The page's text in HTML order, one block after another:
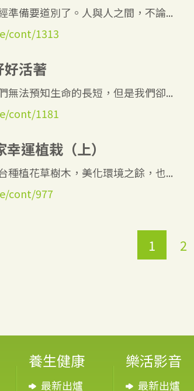
準備要道別了。人與人之間，不論...
cont/1313
好活著
無法預知生命的長短，但是我們卻...
cont/1181
運植栽（上）
種植花草樹木，美化環境之餘，也...
cont/977
1 2
養生健康
最新出爐
樂活影音
最新出爐